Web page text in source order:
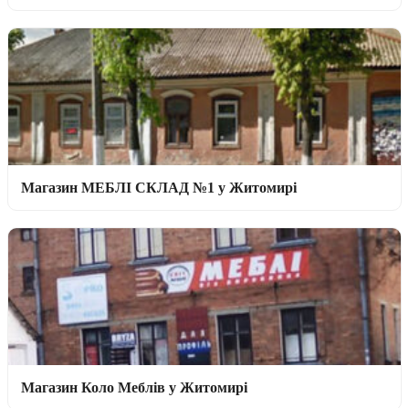
Магазин МЕБЛІ СКЛАД №1 у Житомирі
Магазин Коло Меблів у Житомирі